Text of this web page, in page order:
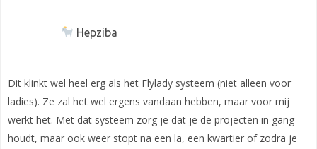
Hepziba
Dit klinkt wel heel erg als het Flylady systeem (niet alleen voor
ladies). Ze zal het wel ergens vandaan hebben, maar voor mij
werkt het. Met dat systeem zorg je dat je de projecten in gang
houdt, maar ook weer stopt na een la, een kwartier of zodra je